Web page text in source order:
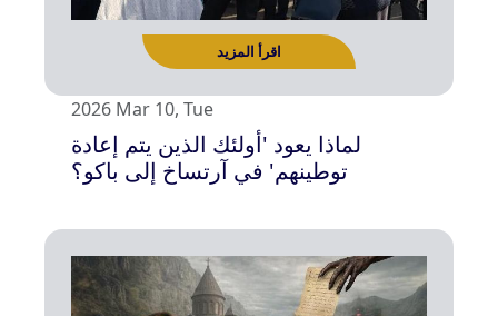
اقرأ المزيد
2026 Mar 10, Tue
لماذا يعود 'أولئك الذين يتم إعادة
توطينهم' في آرتساخ إلى باكو؟